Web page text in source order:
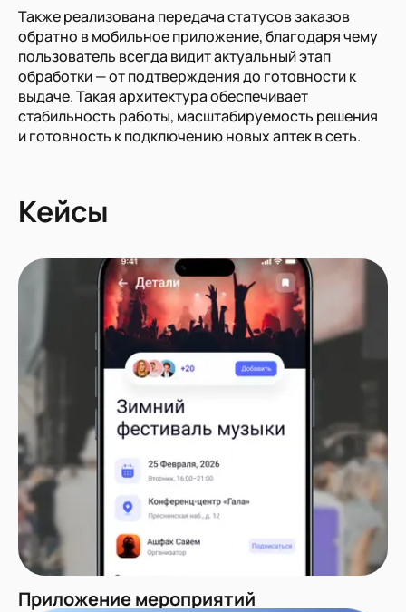
Также реализована передача статусов заказов
обратно в мобильное приложение, благодаря чему
пользователь всегда видит актуальный этап
обработки — от подтверждения до готовности к
выдаче. Такая архитектура обеспечивает
стабильность работы, масштабируемость решения
и готовность к подключению новых аптек в сеть.
Кейсы
Приложение мероприятий